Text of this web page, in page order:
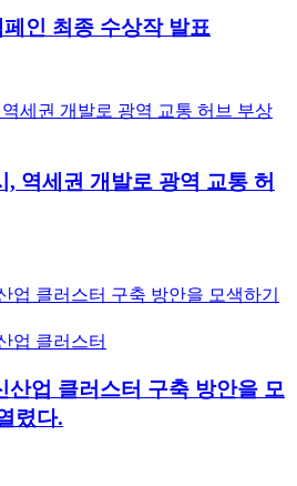
최종 수상작 발표
권 개발로 광역 교통 허
러스터
클러스터 구축 방안을 모
.